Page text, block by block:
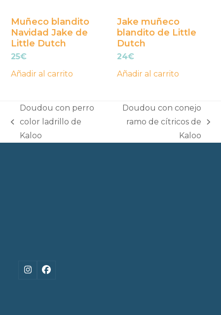
Muñeco blandito
Navidad Jake de
Little Dutch
25€
Añadir al carrito
Jake muñeco
blandito de Little
Dutch
24€
Añadir al carrito
previous
post:
Doudou con perro
color ladrillo de
Kaloo
post:
Doudou con conejo
ramo de cítricos de
Kaloo
Instagram
Facebook